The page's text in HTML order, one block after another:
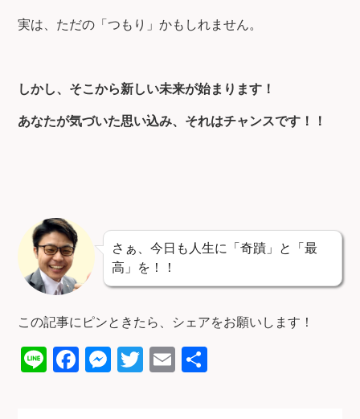
実は、ただの「つもり」かもしれません。
しかし、そこから新しい未来が始まります！
あなたが気づいた思い込み、それはチャンスです！！
さぁ、今日も人生に「奇蹟」と「最
高」を！！
この記事にピンときたら、シェアをお願いします！
Li
F
M
T
E